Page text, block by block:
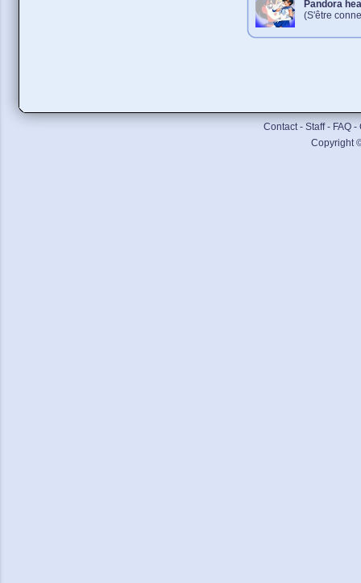
Pandora
(S'être
Contact- Staff- FAQ -
Copyright